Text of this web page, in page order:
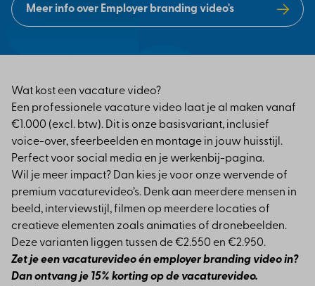
Meer info over Employer branding video's
Wat kost een vacature video?
Een professionele vacature video laat je al maken vanaf
€1.000 (excl. btw). Dit is onze basisvariant, inclusief
voice-over, sfeerbeelden en montage in jouw huisstijl.
Perfect voor social media en je werkenbij-pagina.
Wil je meer impact? Dan kies je voor onze wervende of
premium vacaturevideo’s. Denk aan meerdere mensen in
beeld, interviewstijl, filmen op meerdere locaties of
creatieve elementen zoals animaties of dronebeelden.
Deze varianten liggen tussen de €2.550 en €2.950.
Zet je een vacaturevideo én employer branding video in?
Dan ontvang je 15% korting op de vacaturevideo.